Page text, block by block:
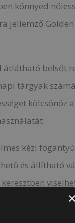
könnyed
jellemző
átlátható belsőt
tárgyak
kölcsönöz
kézi
és állítható
×